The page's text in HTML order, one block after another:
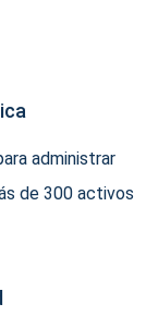
administrar
de 300 activos